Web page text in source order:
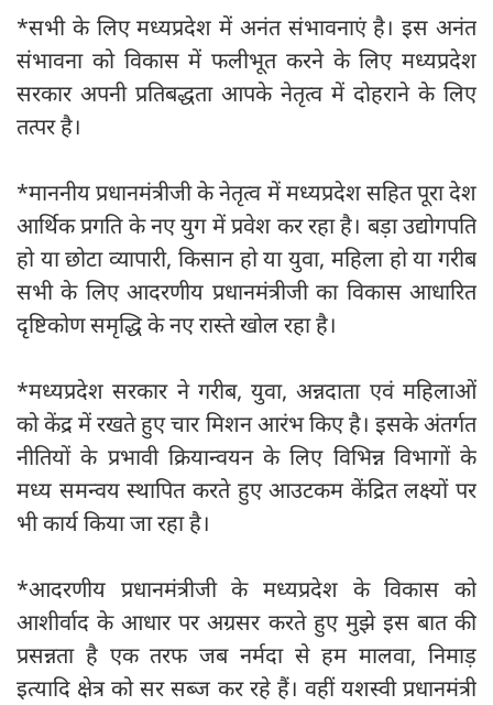
*सभी के लिए मध्यप्रदेश में अनंत संभावनाएं है। इस अनंत
संभावना को विकास में फलीभूत करने के लिए मध्यप्रदेश
सरकार अपनी प्रतिबद्धता आपके नेतृत्व में दोहराने के लिए
तत्पर है।
*माननीय प्रधानमंत्रीजी के नेतृत्व में मध्यप्रदेश सहित पूरा देश
आर्थिक प्रगति के नए युग में प्रवेश कर रहा है। बड़ा उद्योगपति
हो या छोटा व्यापारी, किसान हो या युवा, महिला हो या गरीब
सभी के लिए आदरणीय प्रधानमंत्रीजी का विकास आधारित
दृष्टिकोण समृद्धि के नए रास्ते खोल रहा है।
*मध्यप्रदेश सरकार ने गरीब, युवा, अन्नदाता एवं महिलाओं
को केंद्र में रखते हुए चार मिशन आरंभ किए है। इसके अंतर्गत
नीतियों के प्रभावी क्रियान्वयन के लिए विभिन्न विभागों के
मध्य समन्वय स्थापित करते हुए आउटकम केंद्रित लक्ष्यों पर
भी कार्य किया जा रहा है।
*आदरणीय प्रधानमंत्रीजी के मध्यप्रदेश के विकास को
आशीर्वाद के आधार पर अग्रसर करते हुए मुझे इस बात की
प्रसन्नता है एक तरफ जब नर्मदा से हम मालवा, निमाड़
इत्यादि क्षेत्र को सर सब्ज कर रहे हैं। वहीं यशस्वी प्रधानमंत्री